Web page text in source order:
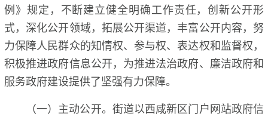
例》规定，不断建立健全明确工作责任，创新公开形
式，深化公开领域，拓展公开渠道，丰富公开内容，努
力保障人民群众的知情权、参与权、表达权和监督权，
积极推进政府信息公开，为推进法治政府、廉洁政府和
服务政府建设提供了坚强有力保障。
（一）主动公开。街道以西咸新区门户网站政府信